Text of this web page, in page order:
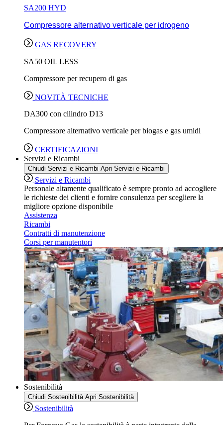
SA200 HYD
Compressore alternativo verticale per idrogeno
GAS RECOVERY
SA50 OIL LESS
Compressore per recupero di gas
NOVITÀ TECNICHE
DA300 con cilindro D13
Compressore alternativo verticale per biogas e gas umidi
CERTIFICAZIONI
Servizi e Ricambi
Chiudi Servizi e Ricambi Apri Servizi e Ricambi
Servizi e Ricambi
Personale altamente qualificato è sempre pronto ad accogliere
le richieste dei clienti e fornire consulenza per scegliere la
migliore opzione disponibile
Assistenza
Ricambi
Contratti di manutenzione
Corsi per manutentori
Sostenibilità
Chiudi Sostenibilità Apri Sostenibilità
Sostenibilità